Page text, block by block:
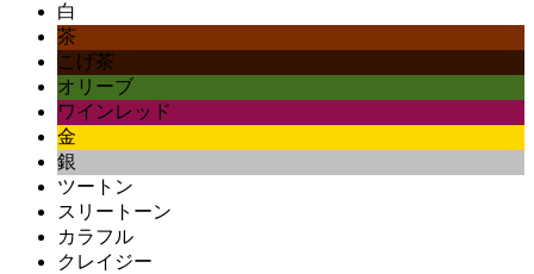
白
茶
こげ茶
オリーブ
ワインレッド
金
銀
ツートン
スリートーン
カラフル
クレイジー